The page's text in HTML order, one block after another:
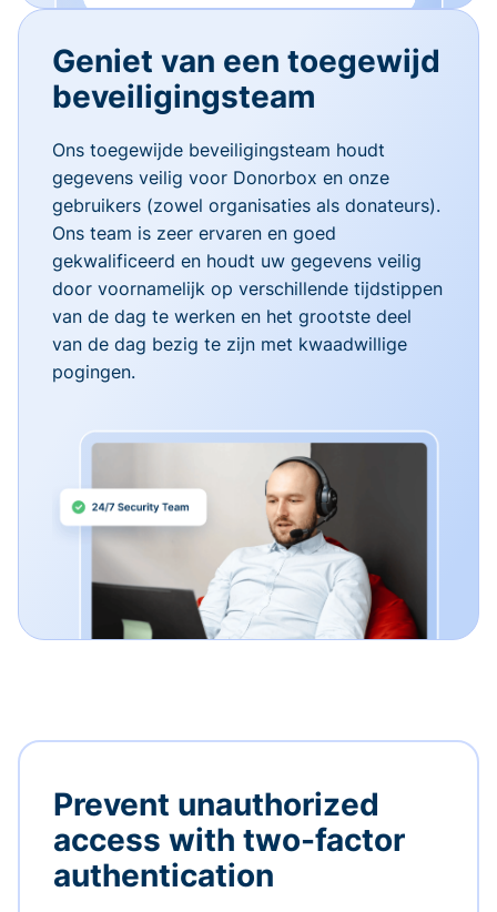
Geniet van een toegewijd
beveiligingsteam
Ons toegewijde beveiligingsteam houdt
gegevens veilig voor Donorbox en onze
gebruikers (zowel organisaties als donateurs).
Ons team is zeer ervaren en goed
gekwalificeerd en houdt uw gegevens veilig
door voornamelijk op verschillende tijdstippen
van de dag te werken en het grootste deel
van de dag bezig te zijn met kwaadwillige
pogingen.
Prevent unauthorized
access with two-factor
authentication